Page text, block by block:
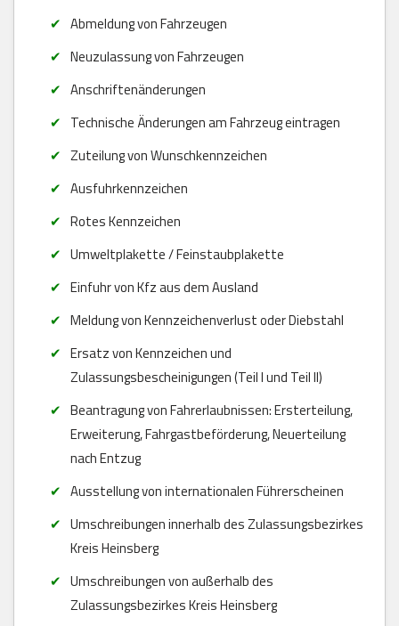
Abmeldung von Fahrzeugen
Neuzulassung von Fahrzeugen
Anschriftenänderungen
Technische Änderungen am Fahrzeug eintragen
Zuteilung von Wunschkennzeichen
Ausfuhrkennzeichen
Rotes Kennzeichen
Umweltplakette / Feinstaubplakette
Einfuhr von Kfz aus dem Ausland
Meldung von Kennzeichenverlust oder Diebstahl
Ersatz von Kennzeichen und
Zulassungsbescheinigungen (Teil I und Teil II)
Beantragung von Fahrerlaubnissen: Ersterteilung,
Erweiterung, Fahrgastbeförderung, Neuerteilung
nach Entzug
Ausstellung von internationalen Führerscheinen
Umschreibungen innerhalb des Zulassungsbezirkes
Kreis Heinsberg
Umschreibungen von außerhalb des
Zulassungsbezirkes Kreis Heinsberg